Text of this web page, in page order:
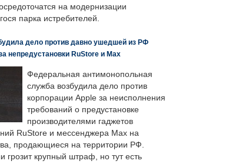
на модернизации
парка истребителей.
дело против давно ушедшей из РФ
непредустановки RuStore и Max
Федеральная антимонопольная
служба возбудила дело против
корпорации Apple за неисполнения
требований о предустановке
производителями гаджетов
RuStore и мессенджера Max на
продающиеся на территории РФ.
грозит крупный штраф, но тут есть